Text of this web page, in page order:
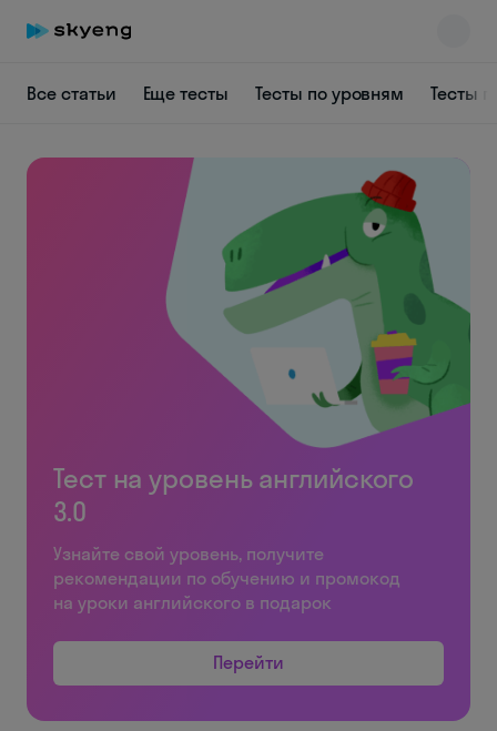
Все статьи Еще тесты Тесты по уровням Тесты
Тест на уровень английского
3.0
Узнайте свой уровень, получите
рекомендации по обучению и промокод
на уроки английского в подарок
Перейти